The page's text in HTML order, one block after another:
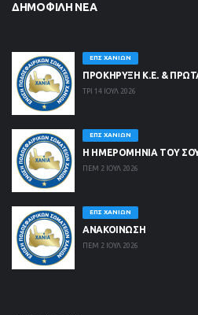
ΔΗΜΟΦΙΛΉ ΝΈΑ
ΕΠΣ ΧΑΝΊΩΝ
ΠΡΟΚΗΡΥΞΗ Κ.Ε. &
ΤΡΙ 14 ΙΟΥΛ 2026
ΕΠΣ ΧΑΝΊΩΝ
Η ΗΜΕΡΟΜΗΝΙΑ ΤΟΥ
ΠΕΜ 2 ΙΟΥΛ 2026
ΕΠΣ ΧΑΝΊΩΝ
ΑΝΑΚΟΙΝΩΣΗ
ΠΕΜ 2 ΙΟΥΛ 2026